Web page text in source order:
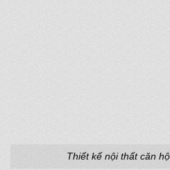
Thiết kế nội thất căn